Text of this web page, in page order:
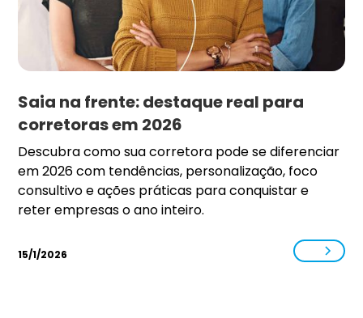
Saia na frente: destaque real para
corretoras em 2026
Descubra como sua corretora pode se diferenciar
em 2026 com tendências, personalização, foco
consultivo e ações práticas para conquistar e
reter empresas o ano inteiro.
15/1/2026